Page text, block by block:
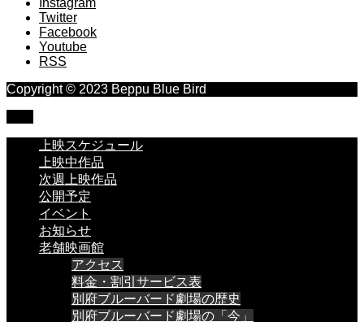
Twitter
Facebook
Youtube
RSS
Copyright © 2023 Beppu Blue Bird
上映スケジュール
上映中作品
次週上映作品
公開予定
イベント
お知らせ
老舗映画館
アクセス
料金・割引サービス表
別府ブルーバード劇場の歴史
別府ブルーバード劇場の「今」